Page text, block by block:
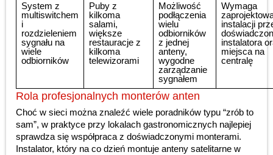
System z
multiswitchem
i
rozdzieleniem
sygnału na
wiele
odbiorników
Puby z
kilkoma
salami,
większe
restauracje z
kilkoma
telewizorami
Możliwość
podłączenia
wielu
odbiorników
z jednej
anteny,
wygodne
zarządzanie
sygnałem
Wymaga
instalacji
instalatora
miejsca na
centralę
Rola profesjonalnych monterów anten
Choć w sieci można znaleźć wiele poradników typu “zrób to
sam”, w praktyce przy lokalach gastronomicznych najlepiej
sprawdza się współpraca z doświadczonymi monterami.
Instalator, który na co dzień montuje anteny satelitarne w